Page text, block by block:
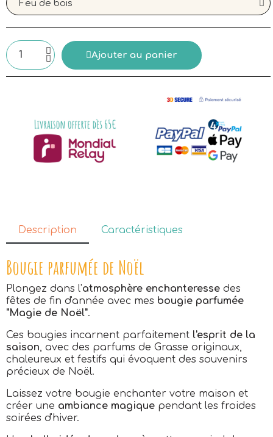
Ajouter au panier
Description Caractéristiques
Bougie parfumée de Noël
Plongez dans l'atmosphère enchanteresse des
fêtes de fin d'année avec mes bougie parfumée
"Magie de Noël".
Ces bougies incarnent parfaitement l'esprit de la
saison, avec des parfums de Grasse originaux,
chaleureux et festifs qui évoquent des souvenirs
précieux de Noël.
Laissez votre bougie enchanter votre maison et
créer une ambiance magique pendant les froides
soirées d'hiver.